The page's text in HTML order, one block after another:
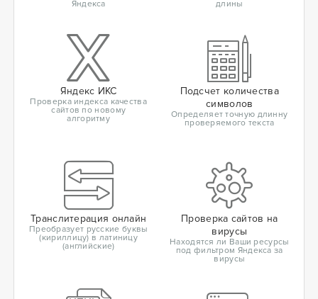
Яндекса
длины
Яндекс ИКС
Проверка индекса качества
сайтов по новому
алгоритму
Подсчет количества
символов
Определяет точную длинну
проверяемого текста
Транслитерация онлайн
Преобразует русские буквы
(кириллицу) в латиницу
(английские)
Проверка сайтов на
вирусы
Находятся ли Ваши ресурсы
под фильтром Яндекса за
вирусы